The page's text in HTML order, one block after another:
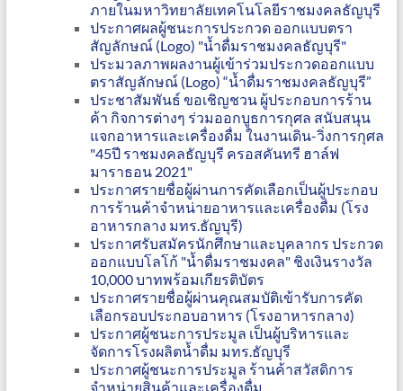
ภายในมหาวิทยาลัยเทคโนโลยีราชมงคลธัญบุรี
ประกาศผลผู้ชนะการประกวด ออกแบบตรา
สัญลักษณ์ (Logo) "น้ำดื่มราชมงคลธัญบุรี"
ประมวลภาพผลงานผู้เข้าร่วมประกวดออกแบบ
ตราสัญลักษณ์ (Logo) “น้ำดื่มราชมงคลธัญบุรี”
ประชาสัมพันธ์ ขอเชิญชวน ผู้ประกอบการร้าน
ค้า กิจการต่างๆ ร่วมออกบูธการกุศล สนับสนุน
แจกอาหารและเครื่องดื่ม ในงานเดิน-วิ่งการกุศล
"45ปี ราชมงคลธัญบุรี ครอสคันทรี ฮาล์ฟ
มาราธอน 2021"
ประกาศรายชื่อผู้ผ่านการคัดเลือกเป็นผู้ประกอบ
การร้านค้าจำหน่ายอาหารและเครื่องดื่ม (โรง
อาหารกลาง มทร.ธัญบุรี)
ประกาศรับสมัครนักศึกษาและบุคลากร ประกวด
ออกแบบโลโก้ "น้ำดื่มราชมงคล" ชิงเงินรางวัล
10,000 บาทพร้อมเกียรติบัตร
ประกาศรายชื่อผู้ผ่านคุณสมบัติเข้ารับการคัด
เลือกรอบประกอบอาหาร (โรงอาหารกลาง)
ประกาศผู้ชนะการประมูล เป็นผู้บริหารและ
จัดการโรงผลิตน้ำดื่ม มทร.ธัญบุรี
ประกาศผู้ชนะการประมูล ร้านค้าสวัสดิการ
จำหน่ายสินค้าและเครื่องดื่ม